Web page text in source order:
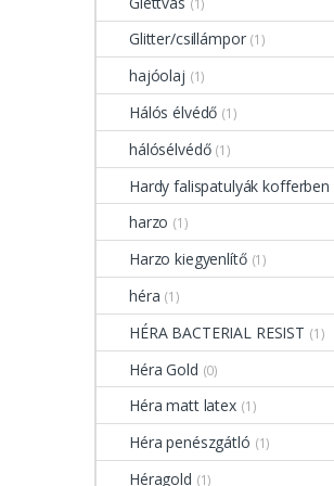
Glitter/csillámpor (1)
hajóolaj (1)
Hálós élvédő (1)
hálósélvédő (1)
Hardy falispatulyák kofferben
harzo (1)
Harzo kiegyenlítő (1)
héra (1)
HÉRA BACTERIAL RESIST (1)
Héra Gold (0)
Héra matt latex (1)
Héra penészgátló (1)
Héragold (1)